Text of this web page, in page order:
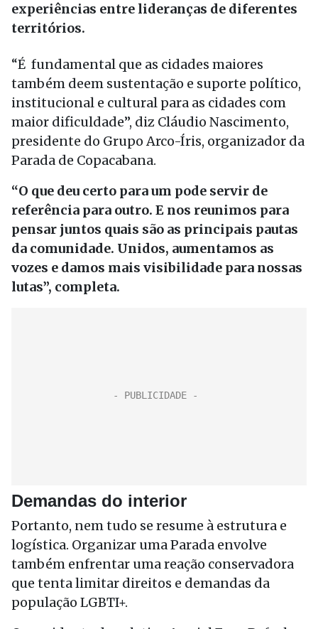
experiências entre lideranças de diferentes
territórios.
“É fundamental que as cidades maiores
também deem sustentação e suporte político,
institucional e cultural para as cidades com
maior dificuldade”, diz Cláudio Nascimento,
presidente do Grupo Arco-Íris, organizador da
Parada de Copacabana.
“O que deu certo para um pode servir de
referência para outro. E nos reunimos para
pensar juntos quais são as principais pautas
da comunidade. Unidos, aumentamos as
vozes e damos mais visibilidade para nossas
lutas”, completa.
Demandas do interior
Portanto, nem tudo se resume à estrutura e
logística. Organizar uma Parada envolve
também enfrentar uma reação conservadora
que tenta limitar direitos e demandas da
população LGBTI+.